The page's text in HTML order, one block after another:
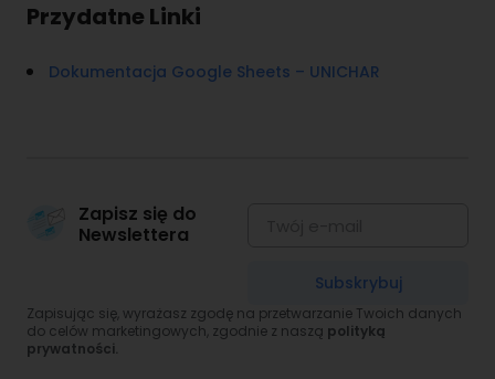
Przydatne Linki
Dokumentacja Google Sheets – UNICHAR
Zapisz się do
Newslettera
Subskrybuj
Zapisując się, wyrażasz zgodę na przetwarzanie Twoich danych
do celów marketingowych, zgodnie z naszą polityką
prywatności.